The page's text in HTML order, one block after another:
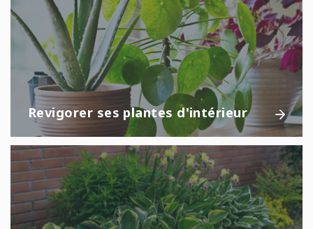
Revigorer ses plantes d'intérieur